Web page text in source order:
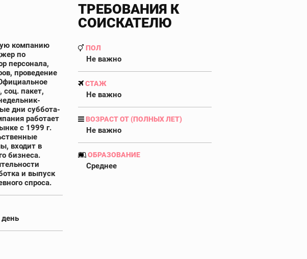
компанию
по
персонала,
проведение
соц. пакет,
дни суббота-
работает
с 1999 г.
входит в
бизнеса.
и выпуск
спроса.
ТРЕБОВАНИЯ К
СОИСКАТЕЛЮ
ПОЛ
Не важно
СТАЖ
Не важно
ВОЗРАСТ ОТ (ПОЛНЫХ ЛЕТ)
Не важно
ОБРАЗОВАНИЕ
Среднее